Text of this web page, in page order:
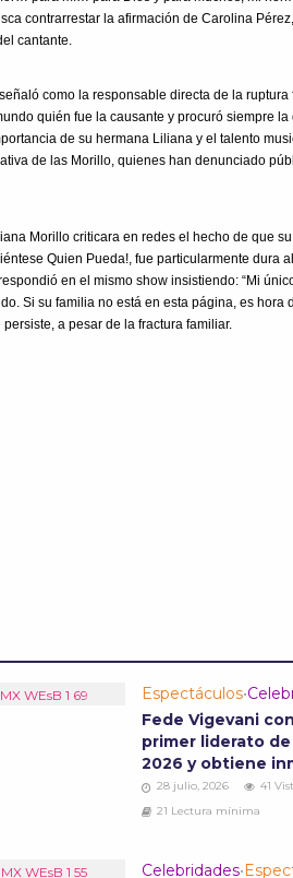
contrarrestar la afirmación de Carolina
cantante.
como la responsable directa de la ruptura
quién fue la causante y procuró siempre la
de su hermana Liliana y el talento
de las Morillo, quienes han denunciado
Morillo criticara en redes el hecho de que
Quien Pueda!, fue particularmente dura
en el mismo show insistiendo: “Mi
Si su familia no está en esta página, es hora
a pesar de la fractura familiar.
Espectáculos•
Fede Vigevani
primer liderato de
2026 y obtiene
28 julio, 2026
41
21 Lectura mínima
Celebridades•